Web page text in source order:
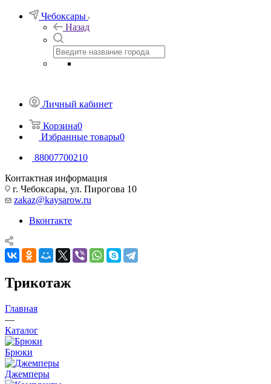
Чебоксары
Назад
Личный кабинет
Корзина0
Избранные товары0
88007700210
Контактная информация
г. Чебоксары, ул. Пирогова 10
zakaz@kaysarow.ru
Вконтакте
Трикотаж
Главная
—
Каталог
Брюки
Джемперы